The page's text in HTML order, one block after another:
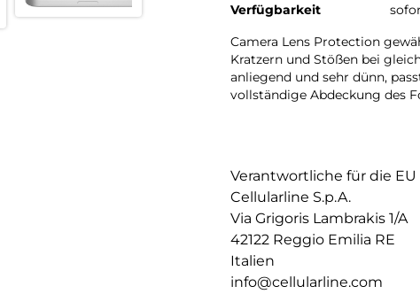
Verfügbarkeit
Camera Lens Protection
Kratzern und Stößen bei
anliegend und sehr dünn,
vollständige Abdeckung des
Verantwortliche für die EU
Cellularline S.p.A.
Via Grigoris Lambrakis 1/A
42122 Reggio Emilia RE
Italien
info@cellularline.com